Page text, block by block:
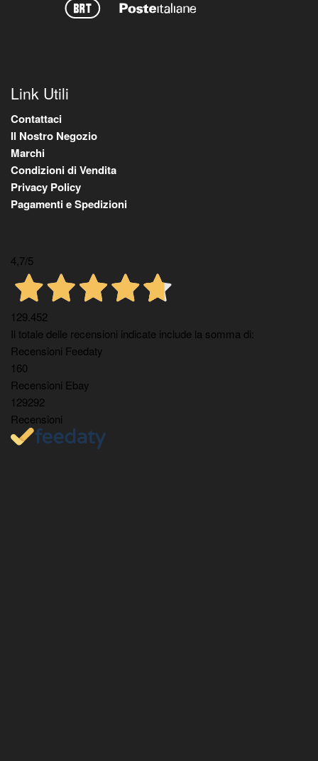
Link Utili
Contattaci
Il Nostro Negozio
Marchi
Condizioni di Vendita
Privacy Policy
Pagamenti e Spedizioni
4,7/5
129.452
Il totale delle recensioni indicate include la somma di:
Recensioni Feedaty
160
Recensioni Ebay
129292
Recensioni